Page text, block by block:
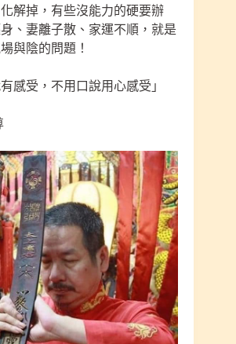
解掉，有些沒能力的硬要辦
、妻離子散、家運不順，就是
與陰的問題！
感受，不用口說用心感受」